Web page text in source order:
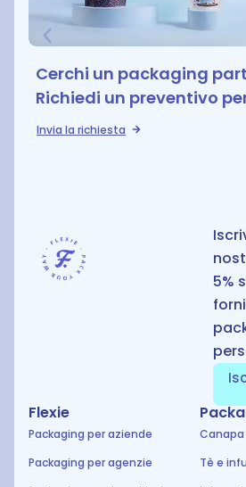
Cerchi un packaging
Richiedi un preventivo
Invia la richiesta
5%
Flexie
Packaging per aziende
Packaging per agenzie
Canapa
Tè e